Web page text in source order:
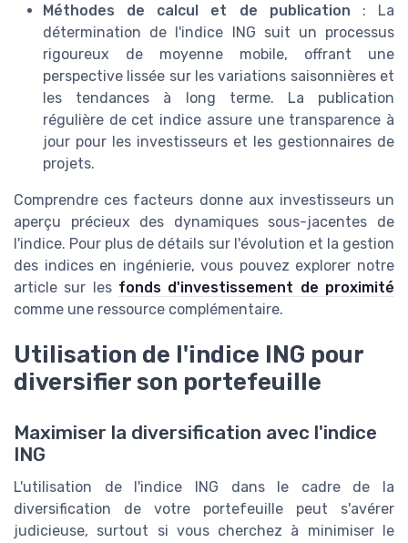
Méthodes de calcul et de publication : La
détermination de l'indice ING suit un processus
rigoureux de moyenne mobile, offrant une
perspective lissée sur les variations saisonnières et
les tendances à long terme. La publication
régulière de cet indice assure une transparence à
jour pour les investisseurs et les gestionnaires de
projets.
Comprendre ces facteurs donne aux investisseurs un
aperçu précieux des dynamiques sous-jacentes de
l'indice. Pour plus de détails sur l'évolution et la gestion
des indices en ingénierie, vous pouvez explorer notre
article sur les fonds d'investissement de proximité
comme une ressource complémentaire.
Utilisation de l'indice ING pour
diversifier son portefeuille
Maximiser la diversification avec l'indice
ING
L'utilisation de l'indice ING dans le cadre de la
diversification de votre portefeuille peut s'avérer
judicieuse, surtout si vous cherchez à minimiser le